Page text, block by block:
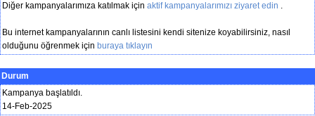
Diğer kampanyalarımıza katılmak için aktif kampanyalarımızı ziyaret edin .
Bu internet kampanyalarının canlı listesini kendi sitenize koyabilirsiniz, nasıl
olduğunu öğrenmek için buraya tıklayın
Durum
Kampanya başlatıldı.
14-Feb-2025